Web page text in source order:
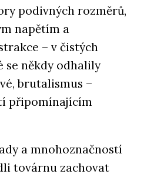
podivných rozměrů,
napětím a
– v čistých
se někdy odhalily
brutalismus –
připo­mínajícím
a mnohoznačností
továrnu zachovat